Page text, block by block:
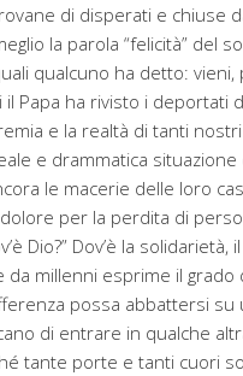
di disperati e chiuse
la parola “felicità” del
qualcuno ha detto:
il Papa ha rivisto i deportati
e la realtà di tanti
e drammatica
le macerie delle loro
per la perdita di
Dio?” Dov’è la
millenni esprime il grado
possa abbattersi su
di entrare in qualche
tante porte e tanti cuori